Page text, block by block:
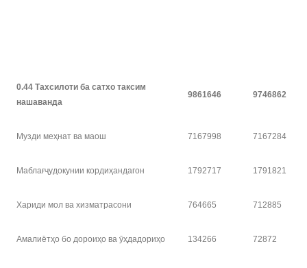
0.44 Тахсилоти ба сатхо таксим
нашаванда
9861646 9746862
Музди меҳнат ва маош 7167998 7167284
Маблағҷудокунии кордиҳандагон 1792717 1791821
Хариди мол ва хизматрасони 764665 712885
Амалиётҳо бо дороиҳо ва ӯҳдадориҳо 134266 72872